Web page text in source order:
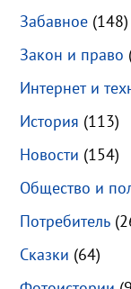
Забавное (148)
Закон и право
Интернет и
История (113)
Новости (154)
Общество и
Потребитель
Сказки (64)